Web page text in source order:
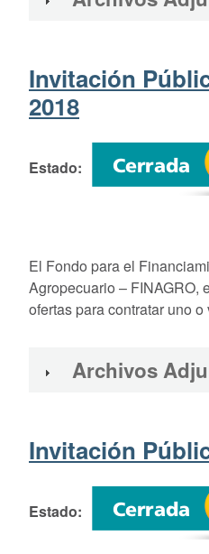
Invitación
2018
Estado
El Fondo para el
Agropecuario – FINAGRO,
ofertas para contratar uno o
Archivos
Invitación
Estado